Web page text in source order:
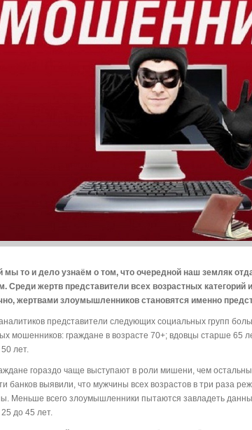
мы то и дело узнаём о том, что очередной наш земляк
Среди жертв представители всех возрастных категорий
жертвами злоумышленников становятся именно
представители следующих социальных групп
мошенников: граждане в возрасте 70+; вдовцы старше 65
лет.
гораздо чаще выступают в роли мишени, чем
банков выявили, что мужчины всех возрастов в три раза
Меньше всего злоумышленники пытаются завладеть
до 45 лет.